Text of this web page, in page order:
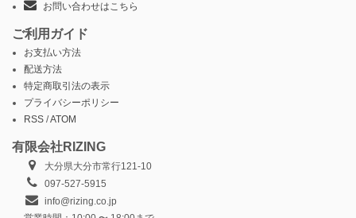
お問い合わせはこちら
ご利用ガイド
お支払い方法
配送方法
特定商取引法の表示
プライバシーポリシー
RSS /ATOM
有限会社RIZING
大分県大分市常行121-10
097-527-5915
info@rizing.co.jp